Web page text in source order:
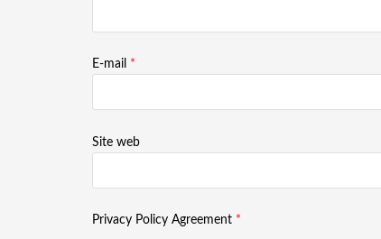
E-mail *
Site web
Privacy Policy Agreement *